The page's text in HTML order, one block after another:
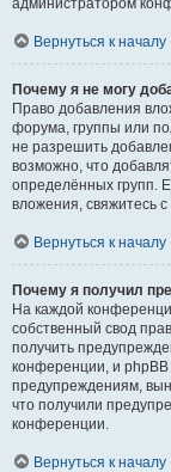
администратором
Вернуться к началу
Почему я не могу
Право добавления
форума, группы или
не разрешить
возможно, что
определённых групп.
вложения, свяжитесь
Вернуться к началу
Почему я получил
На каждой
собственный свод
получить
конференции, и
предупреждениям,
что получили
конференции.
Вернуться к началу